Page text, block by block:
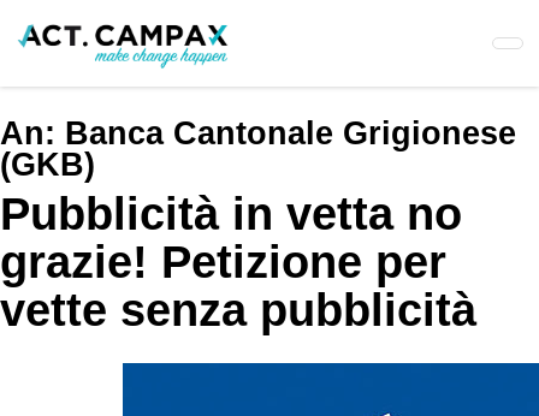
An: Banca Cantonale Grigionese
(GKB)
Pubblicità in vetta no
grazie! Petizione per
vette senza pubblicità